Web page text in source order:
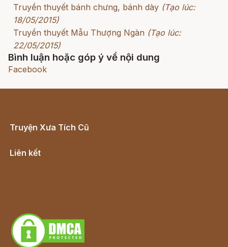
Truyền thuyết bánh chưng, bánh dày (Tạo lúc:
18/05/2015)
Truyền thuyết Mẫu Thượng Ngàn (Tạo lúc:
22/05/2015)
Bình luận hoặc góp ý về nội dung
Facebook
Truyện Xưa Tích Cũ
Liên kết